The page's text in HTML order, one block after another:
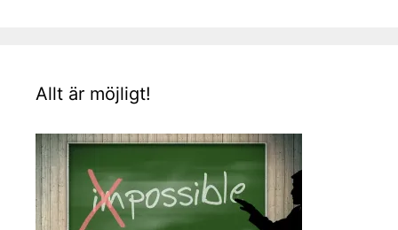
Allt är möjligt!